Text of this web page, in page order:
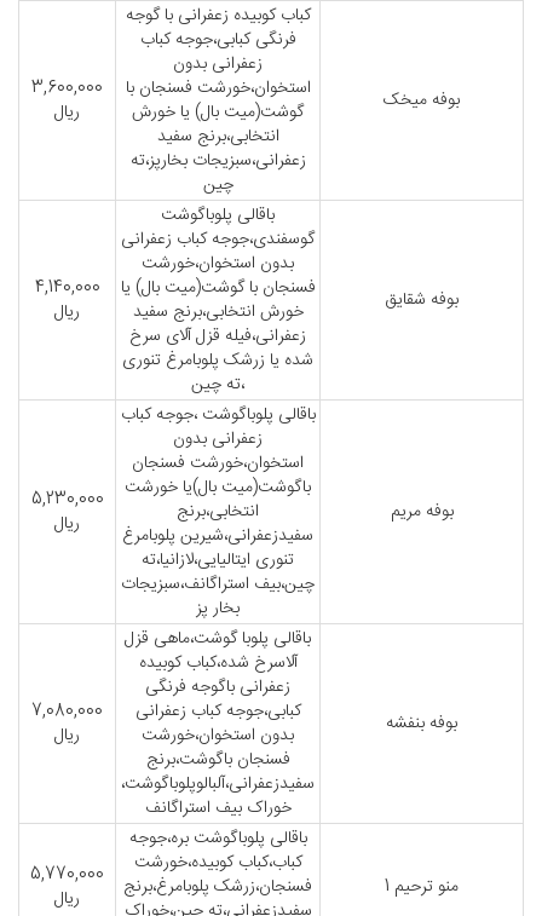
بوفه میخک
کباب کوبیده زعفرانی با گوجه
فرنگی کبابی،جوجه کباب
زعفرانی بدون
استخوان،خورشت فسنجان با
گوشت(میت بال) یا خورش
انتخابی،برنج سفید
زعفرانی،سبزیجات بخارپز،ته
چین
3,600,000
ریال
بوفه شقایق
باقالی پلوباگوشت
گوسفندی،جوجه کباب زعفرانی
بدون استخوان،خورشت
فسنجان با گوشت(میت بال) یا
خورش انتخابی،برنج سفید
زعفرانی،فیله قزل آلای سرخ
شده یا زرشک پلوبامرغ تنوری
،ته چین
4,140,000
ریال
بوفه مریم
باقالی پلوباگوشت ،جوجه کباب
زعفرانی بدون
استخوان،خورشت فسنجان
باگوشت(میت بال)یا خورشت
انتخابی،برنج
سفیدزعفرانی،شیرین پلوبامرغ
تنوری ایتالیایی،لازانیا،ته
چین،بیف استراگانف،سبزیجات
بخار پز
5,230,000
ریال
بوفه بنفشه
باقالی پلوبا گوشت،ماهی قزل
آلاسرخ شده،کباب کوبیده
زعفرانی باگوجه فرنگی
کبابی،جوجه کباب زعفرانی
بدون استخوان،خورشت
فسنجان باگوشت،برنج
سفیدزعفرانی،آلبالوپلوباگوشت،
خوراک بیف استراگانف
7,080,000
ریال
منو ترحیم 1
باقالی پلوباگوشت بره،جوجه
کباب،کباب کوبیده،خورشت
فسنجان،زرشک پلوبامرغ،برنج
5,770,000
ریال